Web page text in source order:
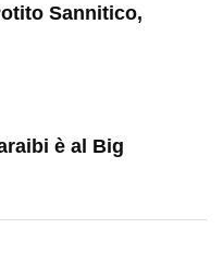
Sannitico,
è al Big